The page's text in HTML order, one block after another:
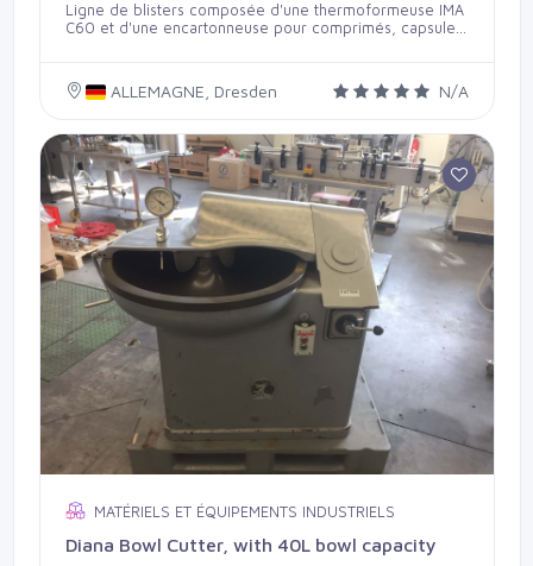
Ligne de blisters composée d'une thermoformeuse IMA
C60 et d'une encartonneuse pour comprimés, capsules,
82 mm, 40 x 94 mm et 38 x 88 mm, une trieuse
pondérale à bande transporteuse Prisma 05C3, une
Markem et contrôle par caméra, une emballeuse de
paquets Pester PEWO-PACK 450SN pour boîtes
pliantes, etc...
ALLEMAGNE, Dresden N/A
MATÉRIELS ET ÉQUIPEMENTS INDUSTRIELS
Diana Bowl Cutter, with 40L bowl capacity